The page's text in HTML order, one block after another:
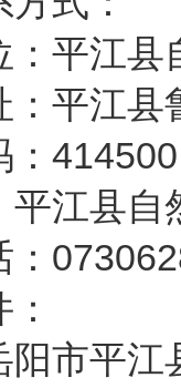
：平江县
：平江县
：414500
平江县自
：
阳市平江